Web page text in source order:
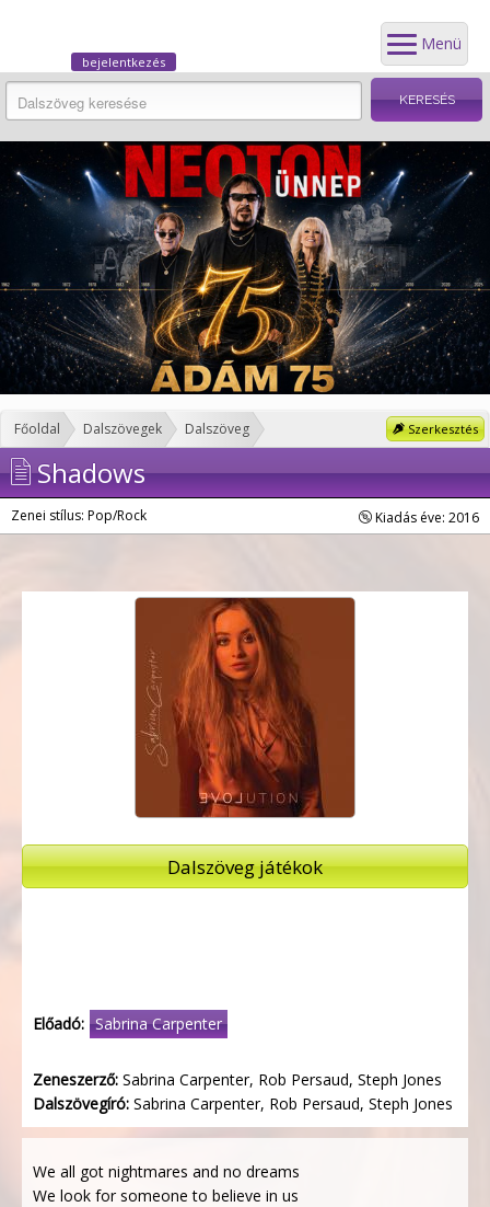
Menü
bejelentkezés
Szerkesztés
Főoldal Dalszövegek Dalszöveg
Shadows
Zenei stílus: Pop/Rock Kiadás éve: 2016
Dalszöveg játékok
Előadó: Sabrina Carpenter
Zeneszerző: Sabrina Carpenter, Rob Persaud, Steph Jones
Dalszövegíró: Sabrina Carpenter, Rob Persaud, Steph Jones
We all got nightmares and no dreams
We look for someone to believe in us